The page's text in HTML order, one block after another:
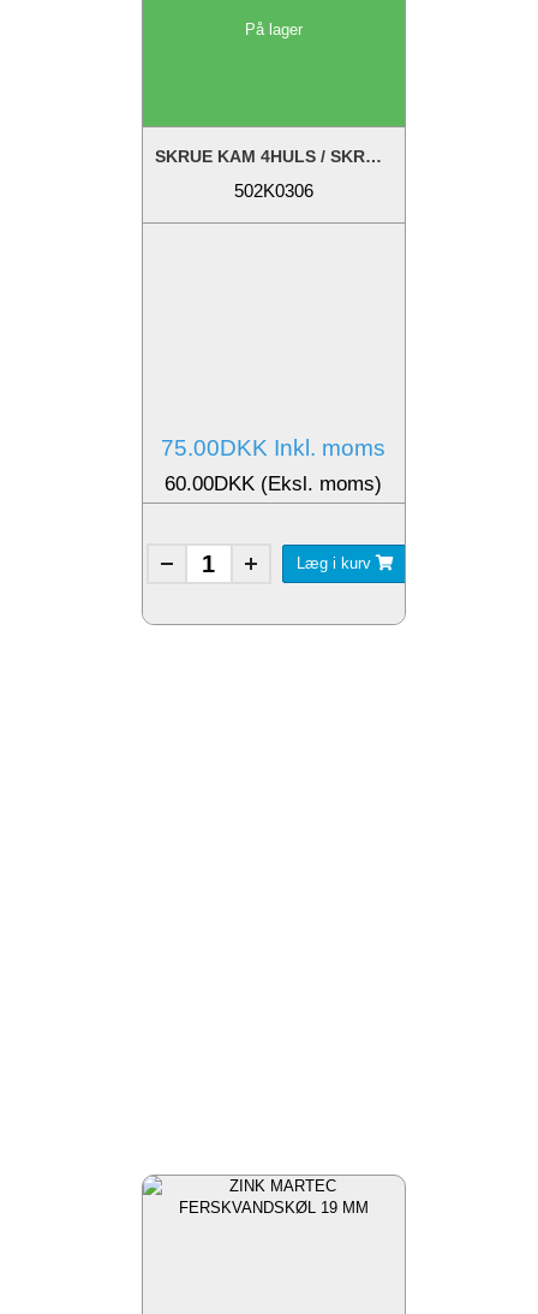
På lager
SKRUE KAM 4HULS / SKRUE DÆKSEL 6 HULS
502K0306
75.00DKK Inkl. moms
60.00DKK (Eksl. moms)
Læg i kurv